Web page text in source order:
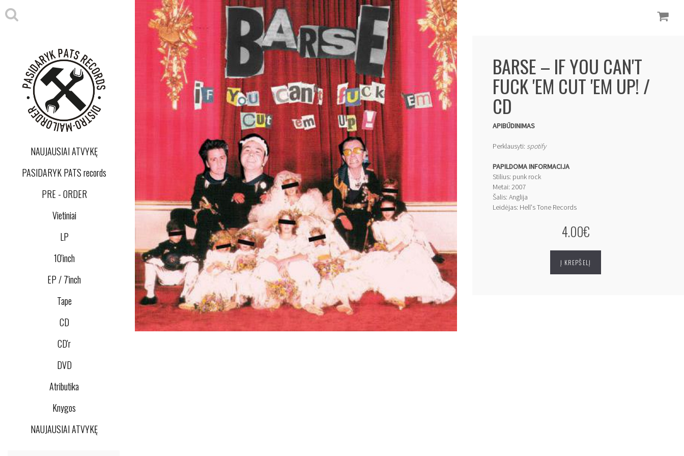
NAUJAUSIAI ATVYKĘ
PASIDARYK PATS records
PRE - ORDER
Vietiniai
LP
10'inch
EP / 7'inch
Tape
CD
CD'r
DVD
Atributika
Knygos
NAUJAUSIAI ATVYKĘ
BARSE ‎– IF YOU CAN'T
FUCK 'EM CUT 'EM UP! /
CD
APIBŪDINIMAS
Perklausyti: spotify
PAPILDOMA INFORMACIJA
Stilius: punk rock
Metai: 2007
Šalis: Anglija
Leidėjas: Hell's Tone Records
4.00€